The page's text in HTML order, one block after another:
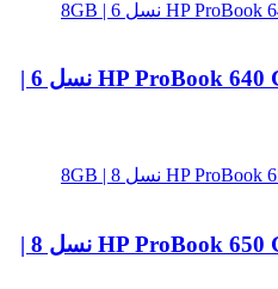
لپ تاپ استوک HP ProBook 640 G2 Core i5 نسل 6 |
لپ تاپ استوک HP ProBook 650 G5 Core i7 نسل 8 |